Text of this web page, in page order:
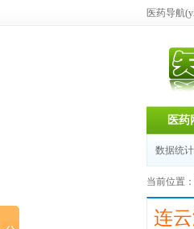
医药导航
医药
数据统计
当前位置：
连